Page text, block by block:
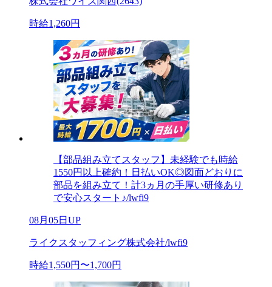
時給1,260円
【部品組み立てスタッフ】未経験でも時給
1550円以上確約！日払いOK◎図面どおりに
部品を組み立て！計3ヵ月の手厚い研修あり
で安心スタート♪/lwfi9
08月05日UP
ライクスタッフィング株式会社/lwfi9
時給1,550円〜1,700円